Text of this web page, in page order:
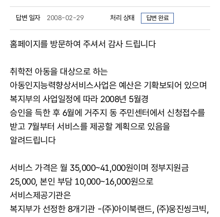
답변 일자 2008-02-29 처리 상태 답변 완료
홈페이지를 방문하여 주셔서 감사 드립니다
취학전 아동을 대상으로 하는
아동인지능력향상서비스사업은 예산은 기확보되어 있으며
복지부의 사업일정에 따라 2008년 5월경
승인을 득한 후 6월에 거주지 동 주민센터에서 신청접수를
받고 7월부터 서비스를 제공할 계획으로 있음을
알려드립니다
서비스 가격은 월 35,000~41,000원이며 정부지원금
25,000, 본인 부담 10,000~16,000원으로
서비스제공기관은
복지부가 선정한 8개기관 -(주)아이북랜드, (주)웅진씽크빅,